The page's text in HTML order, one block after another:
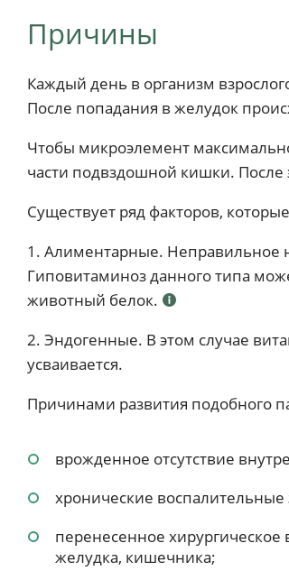
Причины
Каждый день в организм
После попадания в желудок
Чтобы микроэлемент
части подвздошной кишки. После
Существует ряд факторов,
1. Алиментарные. Неправильное
Гиповитаминоз данного типа
животный белок.
2. Эндогенные. В этом случае
усваивается.
Причинами развития подобного
врожденное отсутствие
хронические воспалительные
перенесенное
желудка, кишечника;